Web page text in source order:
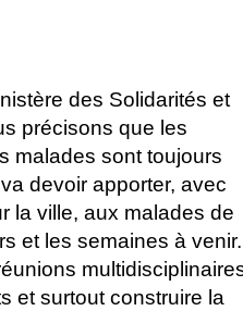
des Solidarités et
précisons que les
malades sont toujours
devoir apporter, avec
la ville, aux malades de
et les semaines à venir.
et surtout construire la